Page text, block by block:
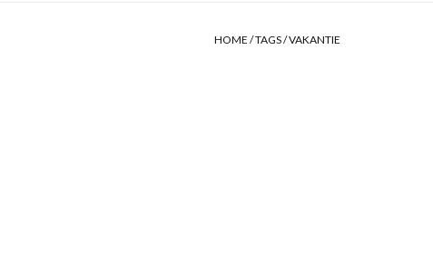
HOME /TAGS/VAKANTIE